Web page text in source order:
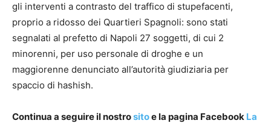
gli interventi a contrasto del traffico di stupefacenti,
proprio a ridosso dei Quartieri Spagnoli: sono stati
segnalati al prefetto di Napoli 27 soggetti, di cui 2
minorenni, per uso personale di droghe e un
maggiorenne denunciato all’autorità giudiziaria per
spaccio di hashish.
Continua a seguire il nostrositoe la pagina Facebook La